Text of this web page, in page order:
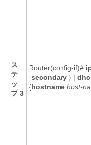
ス
テ
ッ
プ 3
Router(config-if)# ip
{secondary } |
{hostname host-